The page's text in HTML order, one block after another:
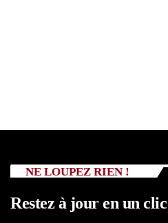
NE LOUPEZ RIEN !
Restez à jour en un